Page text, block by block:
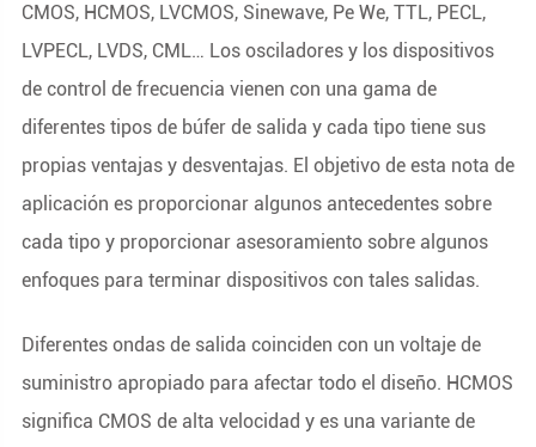
CMOS, HCMOS, LVCMOS, Sinewave, Pe We, TTL, PECL,
LVPECL, LVDS, CML… Los osciladores y los dispositivos
de control de frecuencia vienen con una gama de
diferentes tipos de búfer de salida y cada tipo tiene sus
propias ventajas y desventajas. El objetivo de esta nota de
aplicación es proporcionar algunos antecedentes sobre
cada tipo y proporcionar asesoramiento sobre algunos
enfoques para terminar dispositivos con tales salidas.
Diferentes ondas de salida coinciden con un voltaje de
suministro apropiado para afectar todo el diseño. HCMOS
significa CMOS de alta velocidad y es una variante de